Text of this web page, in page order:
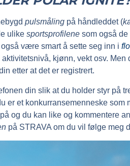
pulsmåling på håndleddet (
ulike sportsprofilene som også
være smart å sette seg inn i
kjønn, vekt osv. Men
etter at det er registrert.
din slik at du holder styr på
er et konkurransemenneske som
og du kan like og kommentere
på STRAVA om du vil følge meg